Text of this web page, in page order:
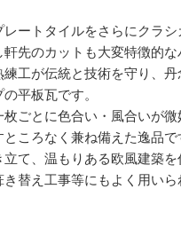
レートタイルをさらにクラ
軒先のカットも大変特徴的
練工が伝統と技術を守り、
の平板瓦です。
枚ごとに色合い・風合いが
ところなく兼ね備えた逸品
立て、温もりある欧風建築
き替え工事等にもよく用いら